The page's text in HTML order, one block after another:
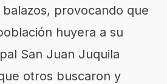
provocando que
huyera a su
San Juan Juquila
otros buscaron y